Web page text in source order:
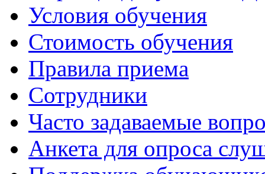
Условия обучения
Стоимость обучения
Правила приема
Сотрудники
Часто задаваемые
Анкета для опроса